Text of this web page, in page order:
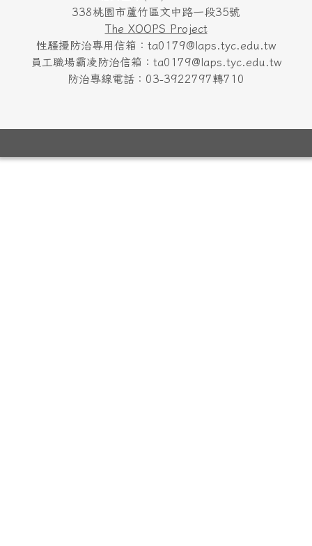
338桃園市蘆竹區文中路一段35號
The XOOPS Project
性騷擾防治專用信箱：ta0179@laps.tyc.edu.tw
員工職場霸凌防治信箱：ta0179@laps.tyc.edu.tw
防治專線電話：03-3922797轉710